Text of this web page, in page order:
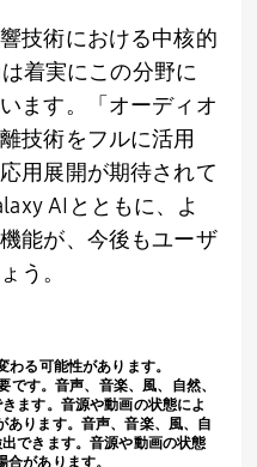
技術における中核的
は着実にこの分野に
ます。「オーディオ
技術をフルに活用
用展開が期待されて
AI とともに、よ
能が、今後もユーザ
う。
る可能性があります。
す。音声、音楽、風、自然、
ます。音源や動画の状態によ
あります。音声、音楽、風、自
できます。音源や動画の状態
があります。